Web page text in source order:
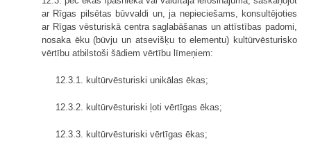
ar Rīgas pilsētas būvvaldi un, ja nepieciešams, konsultējoties
ar Rīgas vēsturiskā centra saglabāšanas un attīstības padomi,
nosaka ēku (būvju un atsevišķu to elementu) kultūrvēsturisko
vērtību atbilstoši šādiem vērtību līmeņiem:
12.3.1. kultūrvēsturiski unikālas ēkas;
12.3.2. kultūrvēsturiski ļoti vērtīgas ēkas;
12.3.3. kultūrvēsturiski vērtīgas ēkas;